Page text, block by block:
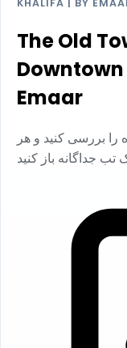
KHALIFA | BY
The Old
Emaar
را بررسی کنید و هر